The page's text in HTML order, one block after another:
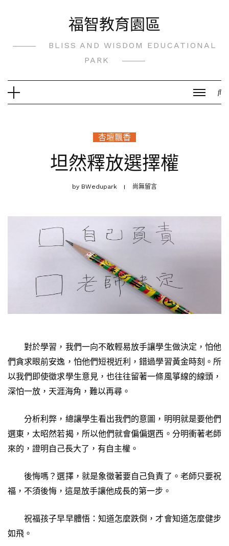
福智教育園區
BLISS AND WISDOM EDUCATIONAL
PARK
杏壇飄香
坦然釋放選擇權
by BWedupark 尚無留言
對於學習，我們一向不敢輕易放手讓學生做決定，怕他
們貪求眼前安逸，怕他們短視近利，錯過學習黃金時刻。所
以我們即使徵求學生意見，也往往留著一條風箏線的線頭，
深怕一放，天涯海角，難以再尋。
分析利弊，總讓學生看出我們的意圖，明明就是要他們
選東，太昭然若揭，所以他們就會偏偏選西。分明衝著老師
來的，證明自己長大了，有自主權。
後悔嗎？選擇，就是象徵著要自己負責了。老師只要祝
福，不須後悔，這是放手讓他成長的第一步。
祝福孩子早早體悟：知道怎麼跌倒，才會知道怎麼健步
如飛。